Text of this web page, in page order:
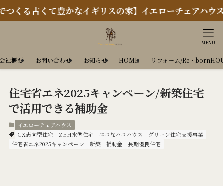
て豊かなイギリスの家】イエローチェアハウス
MENU
会社概要 お問い合わせ お知らせ HOME リフォーム/Re・
住宅省エネ2025キャンペーン/新築住宅
で活用できる補助金
イエローチェアハウス
GX志向型住宅
ZEH水準住宅 エコなハコハウス
グリーン住宅支援事業
住宅省エネ2025キャンペーン
新築 補助金 長期優良住宅